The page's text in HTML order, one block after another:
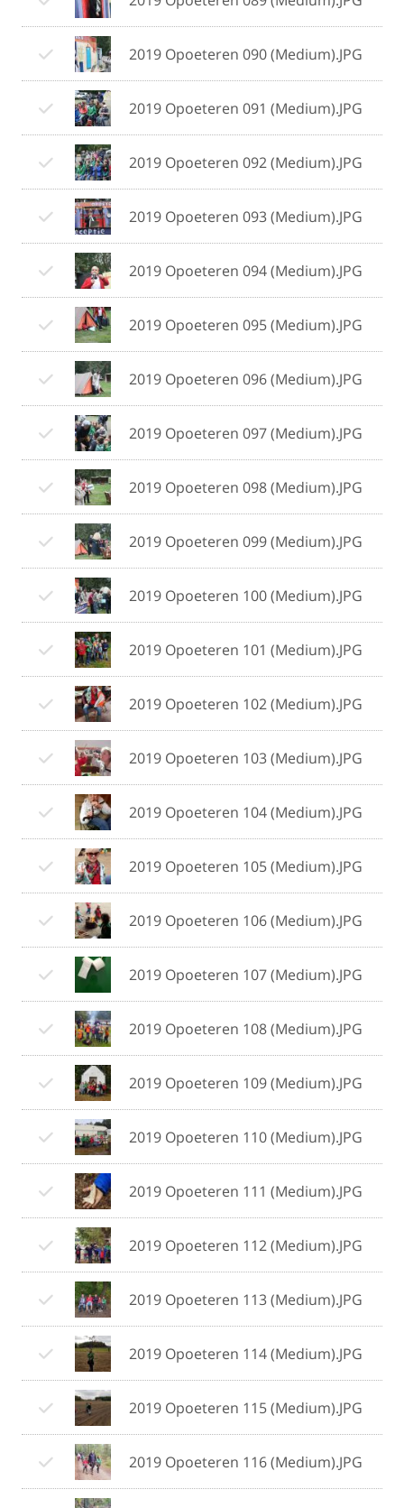
2019 Opoeteren 090 (Medium).JPG
2019 Opoeteren 091 (Medium).JPG
2019 Opoeteren 092 (Medium).JPG
2019 Opoeteren 093 (Medium).JPG
2019 Opoeteren 094 (Medium).JPG
2019 Opoeteren 095 (Medium).JPG
2019 Opoeteren 096 (Medium).JPG
2019 Opoeteren 097 (Medium).JPG
2019 Opoeteren 098 (Medium).JPG
2019 Opoeteren 099 (Medium).JPG
2019 Opoeteren 100 (Medium).JPG
2019 Opoeteren 101 (Medium).JPG
2019 Opoeteren 102 (Medium).JPG
2019 Opoeteren 103 (Medium).JPG
2019 Opoeteren 104 (Medium).JPG
2019 Opoeteren 105 (Medium).JPG
2019 Opoeteren 106 (Medium).JPG
2019 Opoeteren 107 (Medium).JPG
2019 Opoeteren 108 (Medium).JPG
2019 Opoeteren 109 (Medium).JPG
2019 Opoeteren 110 (Medium).JPG
2019 Opoeteren 111 (Medium).JPG
2019 Opoeteren 112 (Medium).JPG
2019 Opoeteren 113 (Medium).JPG
2019 Opoeteren 114 (Medium).JPG
2019 Opoeteren 115 (Medium).JPG
2019 Opoeteren 116 (Medium).JPG